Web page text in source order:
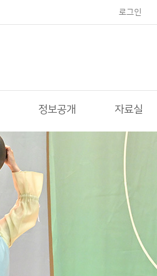
로그인
정보공개 자료실